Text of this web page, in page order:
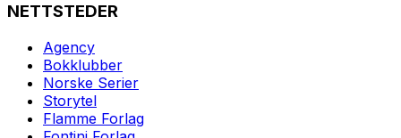
NETTSTEDER
Agency
Bokklubber
Norske Serier
Storytel
Flamme Forlag